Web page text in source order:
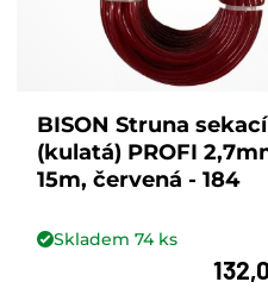
BISON Struna sekací
(kulatá) PROFI
15m, červená - 184
Skladem74ks